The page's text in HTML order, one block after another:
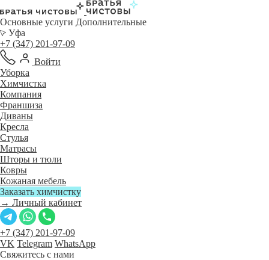
Основные услуги Дополнительные
Уфа
+7 (347) 201-97-09
Войти
Уборка
Химчистка
Компания
Франшиза
Диваны
Кресла
Стулья
Матрасы
Шторы и тюли
Ковры
Кожаная мебель
Заказать химчистку
→ Личный кабинет
+7 (347) 201-97-09
VK Telegram WhatsApp
Свяжитесь с нами